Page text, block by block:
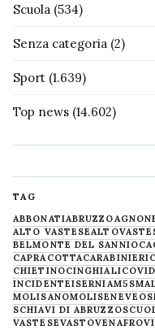
Scuola (534)
Senza categoria (2)
Sport (1.639)
Top news (14.602)
TAG
ABBONATIABRUZZO
ALTO VASTESE
BELMONTE DEL SANNIO
CAPRACOTTACARABINIERI
CHIETINOCINGHIALI
INCIDENTEISERNIAM5S
MOLISANOMOLISENEVE
SCHIAVI DI ABRUZZO
VASTESEVASTOVENAFRO